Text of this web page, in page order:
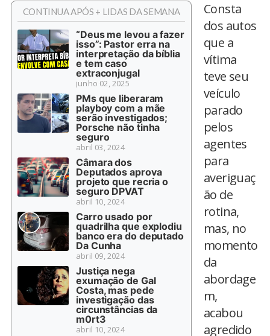
CONTINUA APÓS + LIDAS DA SEMANA
“Deus me levou a fazer
isso”: Pastor erra na
interpretação da bíblia
e tem caso
extraconjugal
junho 02, 2025
PMs que liberaram
playboy com a mãe
serão investigados;
Porsche não tinha
seguro
abril 03, 2024
Câmara dos
Deputados aprova
projeto que recria o
seguro DPVAT
abril 10, 2024
Carro usado por
quadrilha que explodiu
banco era do deputado
Da Cunha
abril 09, 2024
Justiça nega
exumação de Gal
Costa, mas pede
investigação das
circunstâncias da
m0rt3
abril 10, 2024
Consta
dos autos
que a
vítima
teve seu
veículo
parado
pelos
agentes
para
averiguaç
ão de
rotina,
mas, no
momento
da
abordage
m,
acabou
agredido